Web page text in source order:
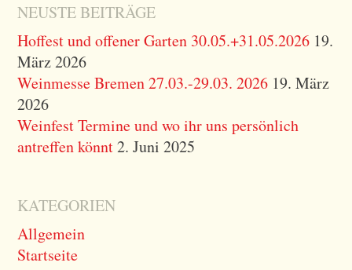
h
:
NEUSTE BEITRÄGE
Hoffest und offener Garten 30.05.+31.05.2026 19.
März 2026
Weinmesse Bremen 27.03.-29.03. 2026 19. März
2026
Weinfest Termine und wo ihr uns persönlich
antreffen könnt 2. Juni 2025
KATEGORIEN
Allgemein
Startseite